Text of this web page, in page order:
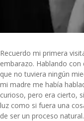
Recuerdo mi primera
embarazo. Hablando
que no tuviera ningún
mi madre me había
curioso, pero era cierto,
luz como si fuera una
de ser un proceso